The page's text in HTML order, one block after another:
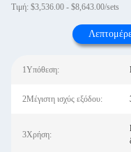
Τιμή: $3,536.00 - $8,643.00/sets
1Υπόθεση:
2Μέγιστη ισχύς εξόδου:
3Χρήση: